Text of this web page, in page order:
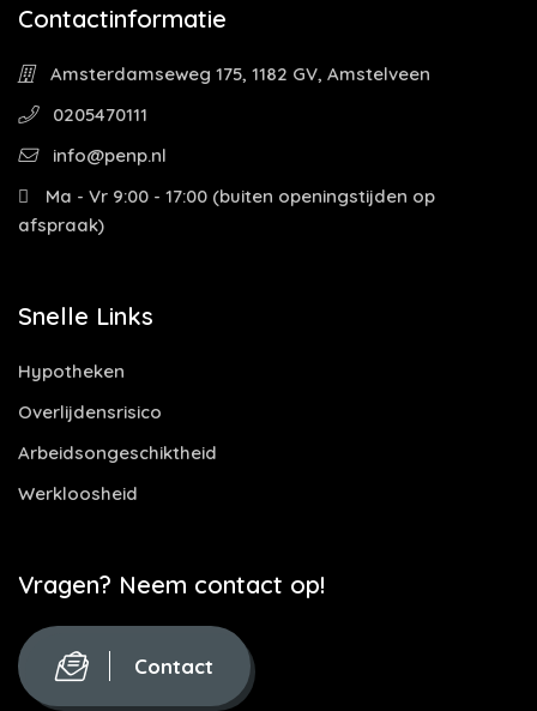
Contactinformatie
Amsterdamseweg 175, 1182 GV, Amstelveen
0205470111
info@penp.nl
Ma - Vr 9:00 - 17:00 (buiten openingstijden op
afspraak)
Snelle Links
Hypotheken
Overlijdensrisico
Arbeidsongeschiktheid
Werkloosheid
Vragen? Neem contact op!
Contact